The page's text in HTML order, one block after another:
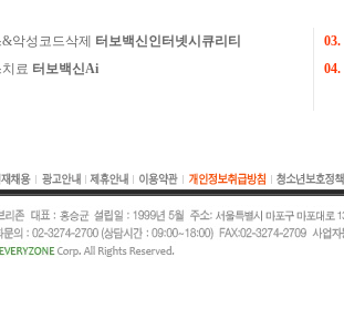
악성코드삭제 터보백신인터넷시큐리티 03.
료 터보백신Ai 04.